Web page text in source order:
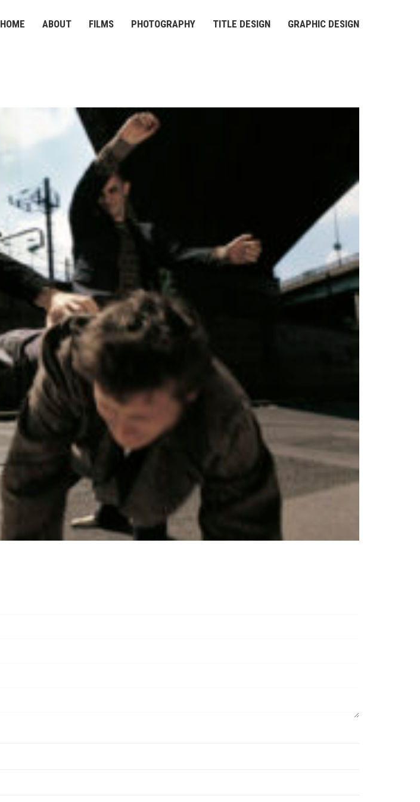
HOME ABOUT FILMS PHOTOGRAPHY TITLE DESIGN GRAPHIC DESIGN